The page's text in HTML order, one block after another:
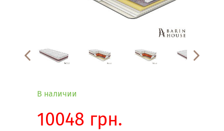
В наличии
10048 грн.